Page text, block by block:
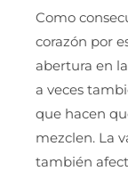
Como
corazón por
abertura en
a veces
que hacen
mezclen. La
también